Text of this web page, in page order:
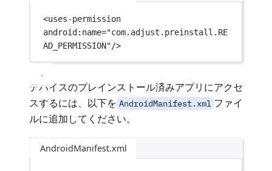
<uses-permission
android:name="com.adjust.preinstall.RE
AD_PERMISSION"/>
デバイスのプレインストール済みアプリにアクセ
スするには、以下を AndroidManifest.xml ファイ
ルに追加してください。
AndroidManifest.xml